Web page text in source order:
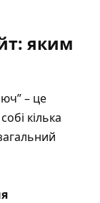
яким
– це
кілька